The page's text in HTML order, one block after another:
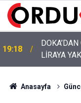
12:46
YENİ
KADROSU
Anasayfa